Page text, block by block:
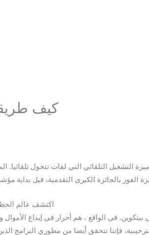
كيف
التشغيل التلقائي التي لفات تتحول تلقائيا.
اكتشف عالم الحظ
في الواقع ، هم أحرار في إيداع
فإننا نتحقق أيضا من مطوري البرامج